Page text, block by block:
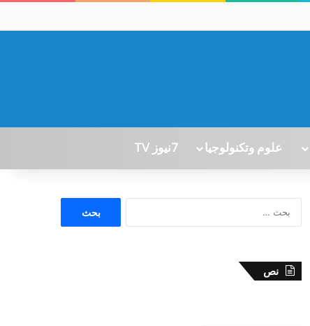
علوم وتكنولوجيا 7نيوز TV
نص